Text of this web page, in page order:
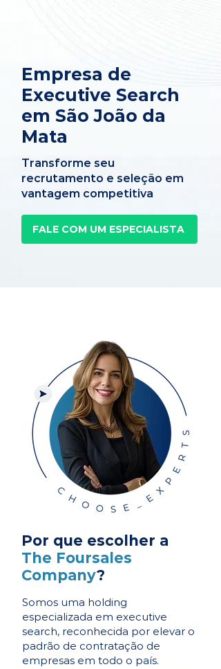
Empresa de
Executive Search
em São João da
Mata
Transforme seu
recrutamento e seleção em
vantagem competitiva
FALE COM UM ESPECIALISTA
Por que escolher a
The Foursales
Company?
Somos uma holding
especializada em executive
search, reconhecida por elevar o
padrão de contratação de
empresas em todo o país.